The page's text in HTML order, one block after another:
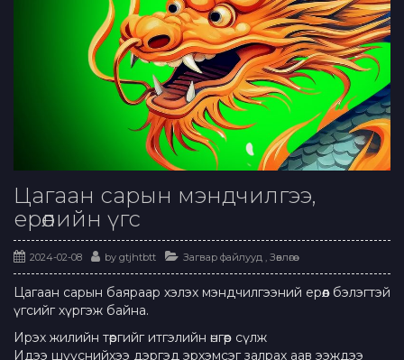
Цагаан сарын мэндчилгээ,
ерөөлийн үгс
2024-02-08 by gtjhtbtt Загвар файлууд , Зөвлөгөө
Цагаан сарын баяраар хэлэх мэндчилгээний ерөөл бэлэгтэй
үгсийг хүргэж байна.
Ирэх жилийн төөргийг итгэлийн өнгөөр сүлж
Идээ шүүснийхээ дэргэд эрхэмсэг залрах аав ээждээ